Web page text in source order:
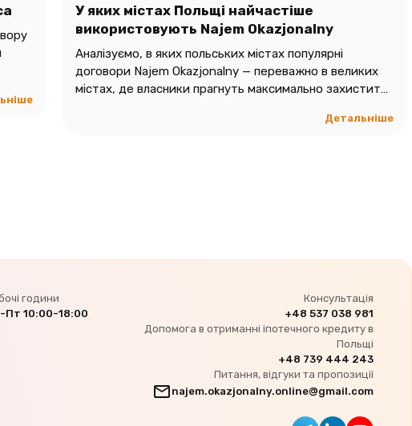
У яких містах Польщі найчастіше
використовують Najem Okazjonalny
Аналізуємо, в яких польських містах популярні
договори Najem Okazjonalny — переважно в великих
містах, де власники прагнуть максимально захистити
Детальніше
години
Пт 10:00-18:00
Консультація
+48 537 038 981
Допомога в отриманні іпотечного кредиту в
Польщі
+48 739 444 243
Питання, відгуки та пропозиції
najem.okazjonalny.online@gmail.com